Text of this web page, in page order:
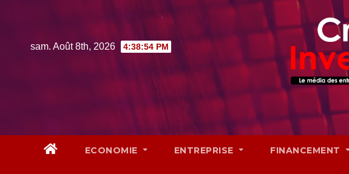
contentsam. Août 8th, 2026 4:38:55 PM
ECONOMIE ENTREPRISE FINANCEMENT